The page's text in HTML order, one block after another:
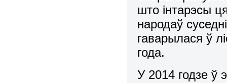
што інтарэсы
народаў
гаварылася ў
года.
У 2014 годзе ў